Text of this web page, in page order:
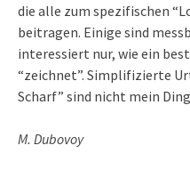
die alle zum spezifischen
beitragen. Einige sind
interessiert nur, wie ein
“zeichnet”. Simplifizierte
Scharf” sind nicht mein
M. Dubovoy